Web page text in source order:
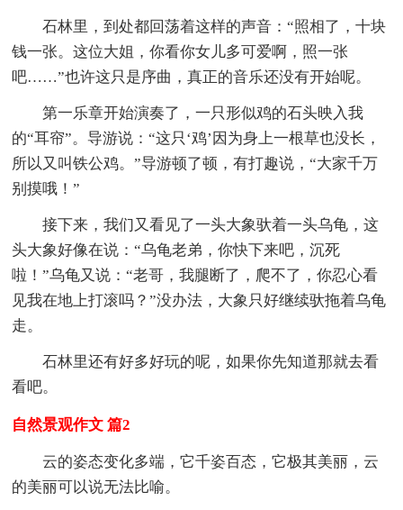
石林里，到处都回荡着这样的声音：“照相了，十块
钱一张。这位大姐，你看你女儿多可爱啊，照一张
吧……”也许这只是序曲，真正的音乐还没有开始呢。
第一乐章开始演奏了，一只形似鸡的石头映入我
的“耳帘”。导游说：“这只‘鸡’因为身上一根草也没长，
所以又叫铁公鸡。”导游顿了顿，有打趣说，“大家千万
别摸哦！”
接下来，我们又看见了一头大象驮着一头乌龟，这
头大象好像在说：“乌龟老弟，你快下来吧，沉死
啦！”乌龟又说：“老哥，我腿断了，爬不了，你忍心看
见我在地上打滚吗？”没办法，大象只好继续驮拖着乌龟
走。
石林里还有好多好玩的呢，如果你先知道那就去看
看吧。
自然景观作文 篇2
云的姿态变化多端，它千姿百态，它极其美丽，云
的美丽可以说无法比喻。